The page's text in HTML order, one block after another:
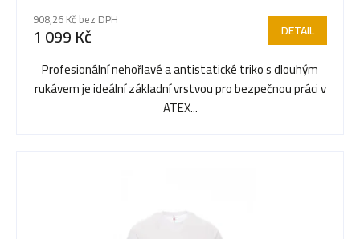
908,26 Kč bez DPH
1 099 Kč DETAIL
Profesionální nehořlavé a antistatické triko s dlouhým
rukávem je ideální základní vrstvou pro bezpečnou práci v
ATEX...